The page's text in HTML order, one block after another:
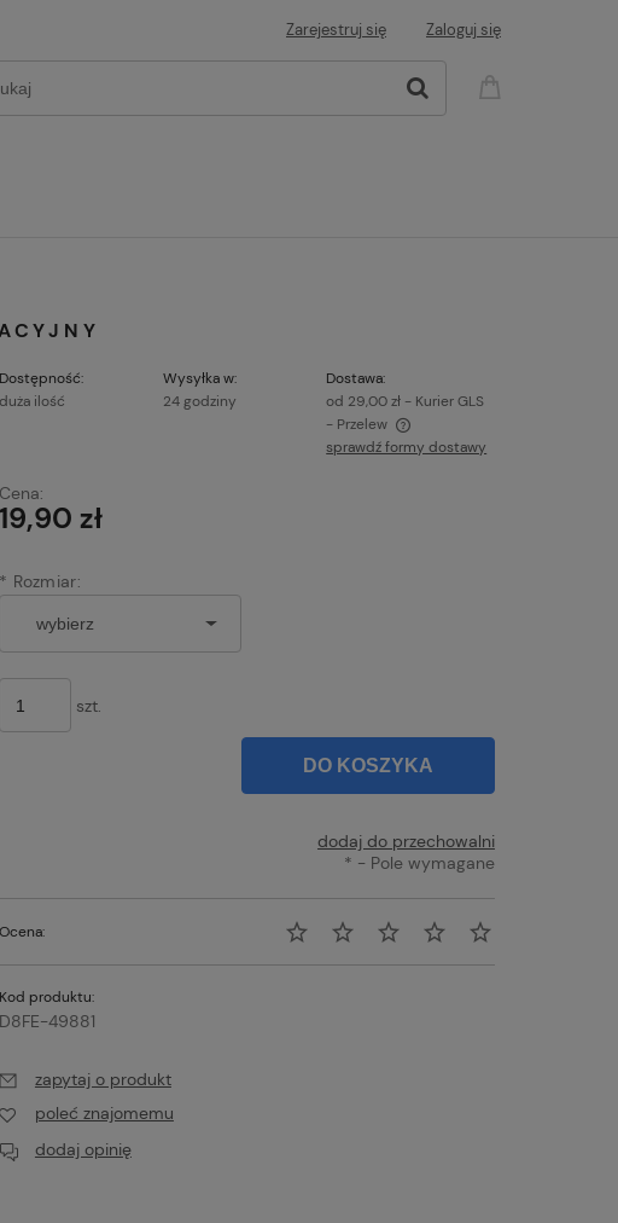
Zarejestruj się Zaloguj się
Dostępność:
duża ilość
Wysyłka w:
24 godziny
Dostawa:
od 29,00 zł - Kurier GLS
- Przelew
sprawdź formy dostawy
Cena:
19,90 zł
* Rozmiar:
szt.
DO KOSZYKA
dodaj do przechowalni
* - Pole wymagane
Ocena:
Kod produktu:
D8FE-49881
zapytaj o produkt
poleć znajomemu
dodaj opinię